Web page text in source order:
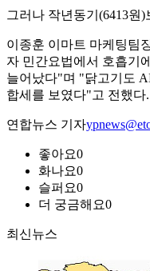
그러나 작년동기(6413원)
이종훈 이마트 마케팅팀
자 민간요법에서 호흡기
늘어났다"며 "닭고기도
합세를 보였다"고 전했다.
연합뉴스 기자
좋아요0
화나요0
슬퍼요0
더 궁금해요0
최신뉴스